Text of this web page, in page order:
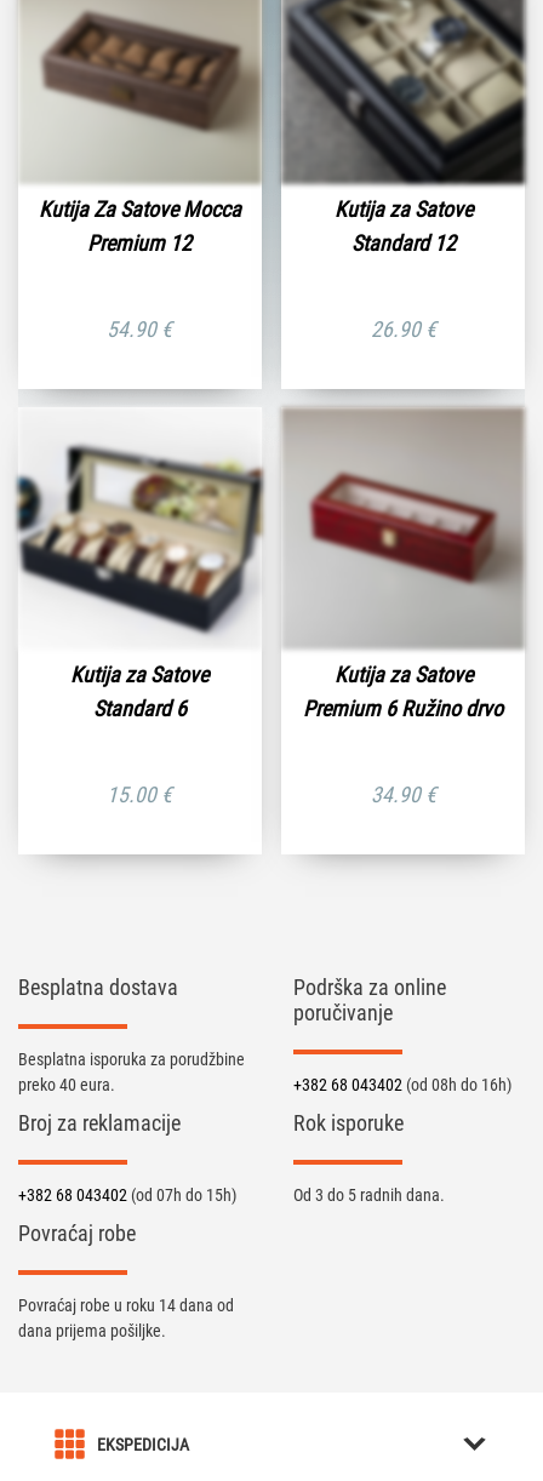
Kutija Za Satove Mocca
Premium 12
54.90 €
Kutija za Satove
Standard 12
26.90 €
Kutija za Satove
Standard 6
15.00 €
Kutija za Satove
Premium 6 Ružino drvo
34.90 €
Besplatna dostava
Besplatna isporuka za porudžbine
preko 40 eura.
Podrška za online
poručivanje
+382 68 043402 (od 08h do 16h)
Broj za reklamacije
+382 68 043402 (od 07h do 15h)
Rok isporuke
Od 3 do 5 radnih dana.
Povraćaj robe
Povraćaj robe u roku 14 dana od
dana prijema pošiljke.
EKSPEDICIJA